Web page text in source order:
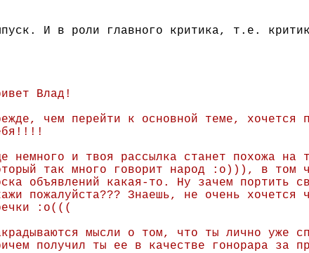
И в роли главного критика, т.е.
Влад!
чем перейти к основной теме, хочется
немного и твоя рассылка станет похожа на
так много говорит народ :о))), в том
объявлений какая-то. Ну зачем портить
пожалуйста??? Знаешь, не очень хочется
:о(((
мысли о том, что ты лично уже
получил ты ее в качестве гонорара за